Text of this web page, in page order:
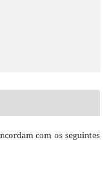
com os seguintes